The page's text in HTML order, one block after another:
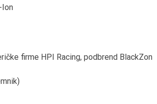
Ion
firme HPI Racing, podbrend BlackZon